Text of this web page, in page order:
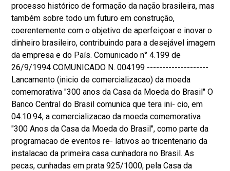
processo histórico de formação da nação brasileira, mas
também sobre todo um futuro em construção,
coerentemente com o objetivo de aperfeiçoar e inovar o
dinheiro brasileiro, contribuindo para a desejável imagem
da empresa e do País. Comunicado n° 4.199 de
26/9/1994 COMUNICADO N. 004199 --------------------
Lancamento (inicio de comercializacao) da moeda
comemorativa "300 anos da Casa da Moeda do Brasil" O
Banco Central do Brasil comunica que tera ini- cio, em
04.10.94, a comercializacao da moeda comemorativa
"300 Anos da Casa da Moeda do Brasil", como parte da
programacao de eventos re- lativos ao tricentenario da
instalacao da primeira casa cunhadora no Brasil. As
pecas, cunhadas em prata 925/1000, pela Casa da